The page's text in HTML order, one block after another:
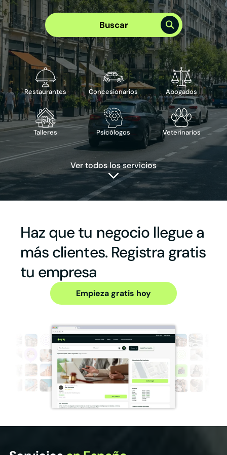
Buscar
Restaurantes Concesionarios Abogados
Talleres Psicólogos Veterinarios
Ver todos los servicios
Haz que tu negocio llegue a
más clientes. Registra gratis
tu empresa
Empieza gratis hoy
Te puede interesar
Reserva de cita ›
Reserva de mesa›
Publicidad en Google›
ChatBot IA›
Plan Visibilidad >
Plan Integral >